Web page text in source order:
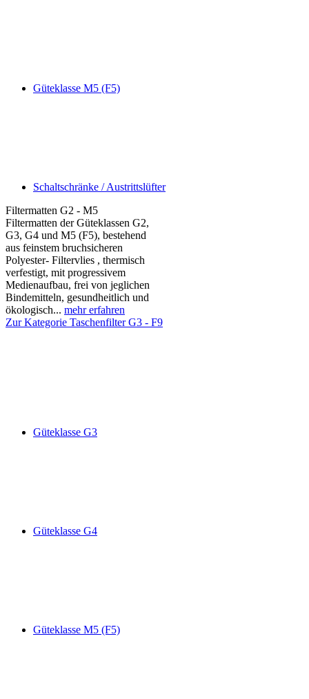
Güteklasse M5 (F5)
Schaltschränke / Austrittslüfter
Filtermatten G2 - M5
Filtermatten der Güteklassen G2,
G3, G4 und M5 (F5), bestehend
aus feinstem bruchsicheren
Polyester- Filtervlies , thermisch
verfestigt, mit progressivem
Medienaufbau, frei von jeglichen
Bindemitteln, gesundheitlich und
ökologisch... mehr erfahren
Zur Kategorie Taschenfilter G3 - F9
Güteklasse G3
Güteklasse G4
Güteklasse M5 (F5)